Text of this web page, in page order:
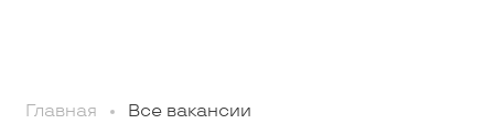
Студентам
Главная Все вакансии